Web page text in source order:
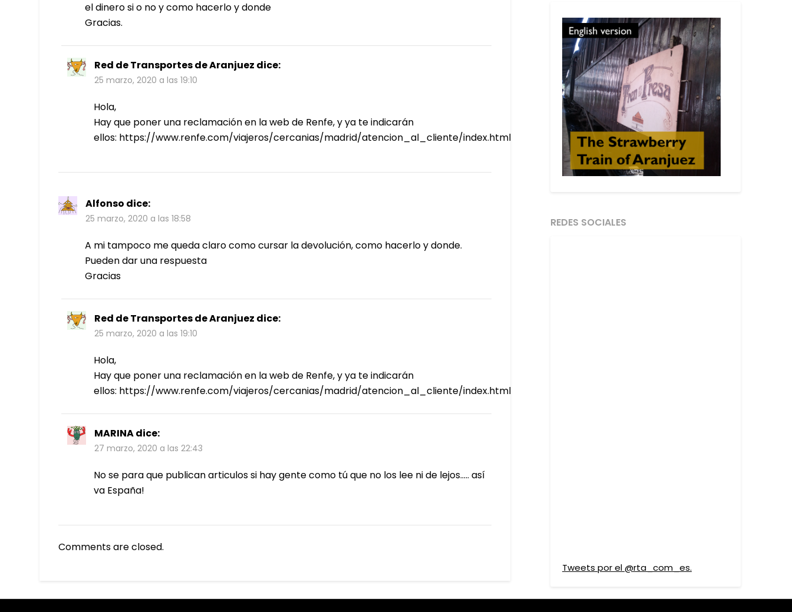
el dinero si o no y como hacerlo y donde
Gracias.
Red de Transportes de Aranjuez dice:
25 marzo, 2020 a las 19:10
Hola,
Hay que poner una reclamación en la web de Renfe, y ya te indicarán
ellos: https://www.renfe.com/viajeros/cercanias/madrid/atencion_al_cliente/index.html
Alfonso dice:
25 marzo, 2020 a las 18:58
A mi tampoco me queda claro como cursar la devolución, como hacerlo y donde.
Pueden dar una respuesta
Gracias
Red de Transportes de Aranjuez dice:
25 marzo, 2020 a las 19:10
Hola,
Hay que poner una reclamación en la web de Renfe, y ya te indicarán
ellos: https://www.renfe.com/viajeros/cercanias/madrid/atencion_al_cliente/index.html
MARINAdice:
27 marzo, 2020 a las 22:43
No se para que publican articulos si hay gente como tú que no los lee ni de lejos….. así
va España!
Comments are closed.
REDES SOCIALES
Tweets por el @rta_com_es.